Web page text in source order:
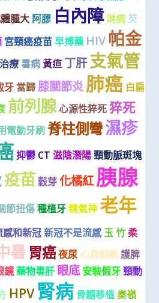
腫大 阿膠 白內障 淋病 芡
宮頸癌疫苗 早搏藥 HIV帕金
療 暑病 黃疸 丁肝支氣管
牙 當歸 膝關節炎肺癌 白扁
前列腺心源性猝死 猝死
電動牙刷 脊柱側彎濕疹
抑鬱 CT 滋陰潛陽 頸動脈斑塊
疫苗 穀芽 化橘紅胰腺
節扭傷 種植牙 精氣神 老年
感和新冠 新冠不是流感 玉 竹 柔
暑 胃癌夜尿 心房顫動 護脾
鏡 藥物毒肝 眼底 安裝假牙 頸動
HPV腎病 骨髓移植 秦嶺